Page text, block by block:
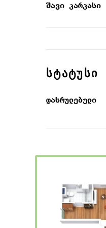
შავი კარკასი
ᲡᲢᲐᲢᲣᲡᲘ
დასრულებული